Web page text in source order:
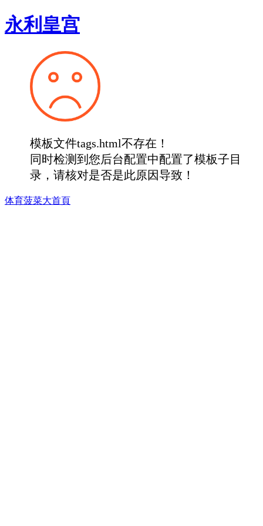
永利皇宫
模板文件tags.html不存在！
同时检测到您后台配置中配置了模板子目
录，请核对是否是此原因导致！
体育菠菜大首頁